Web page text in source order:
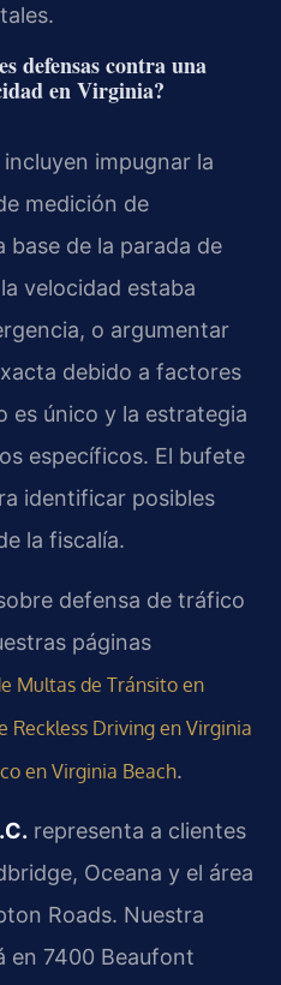
defensas contra una
en Virginia?
impugnar la
medición de
base de la parada de
velocidad estaba
o argumentar
debido a factores
es único y la estrategia
específicos. El bufete
identificar posibles
la fiscalía.
defensa de tráfico
páginas
Multas de Tránsito en
Reckless Driving en Virginia
en Virginia Beach.
representa a clientes
Oceana y el área
Roads. Nuestra
en 7400 Beaufont